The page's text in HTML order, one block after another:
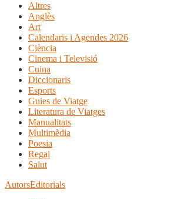
Altres
Anglès
Art
Calendaris i Agendes 2026
Ciència
Cinema i Televisió
Cuina
Diccionaris
Esports
Guies de Viatge
Literatura de Viatges
Manualitats
Multimèdia
Poesia
Regal
Salut
AutorsEditorials